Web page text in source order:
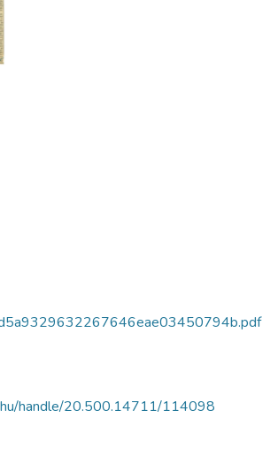
handle/20.500.14711/114098